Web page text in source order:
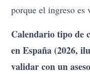
porque el ingreso
Calendario tipo de
en España (2026,
validar con un